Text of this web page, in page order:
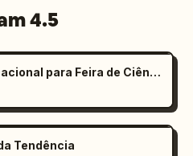
4.5
Póster Divertido e Educacional para Feira de Ciências Infantil
Tendência